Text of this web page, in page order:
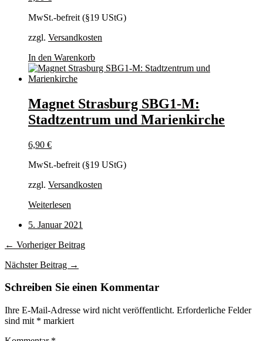
MwSt.-befreit (§19 UStG)
zzgl. Versandkosten
In den Warenkorb
Magnet Strasburg SBG1-M:
Stadtzentrum und Marienkirche
6,90 €
MwSt.-befreit (§19 UStG)
zzgl. Versandkosten
Weiterlesen
5. Januar 2021
← Vorheriger Beitrag
Nächster Beitrag →
Schreiben Sie einen Kommentar
Ihre E-Mail-Adresse wird nicht veröffentlicht. Erforderliche Felder
sind mit * markiert